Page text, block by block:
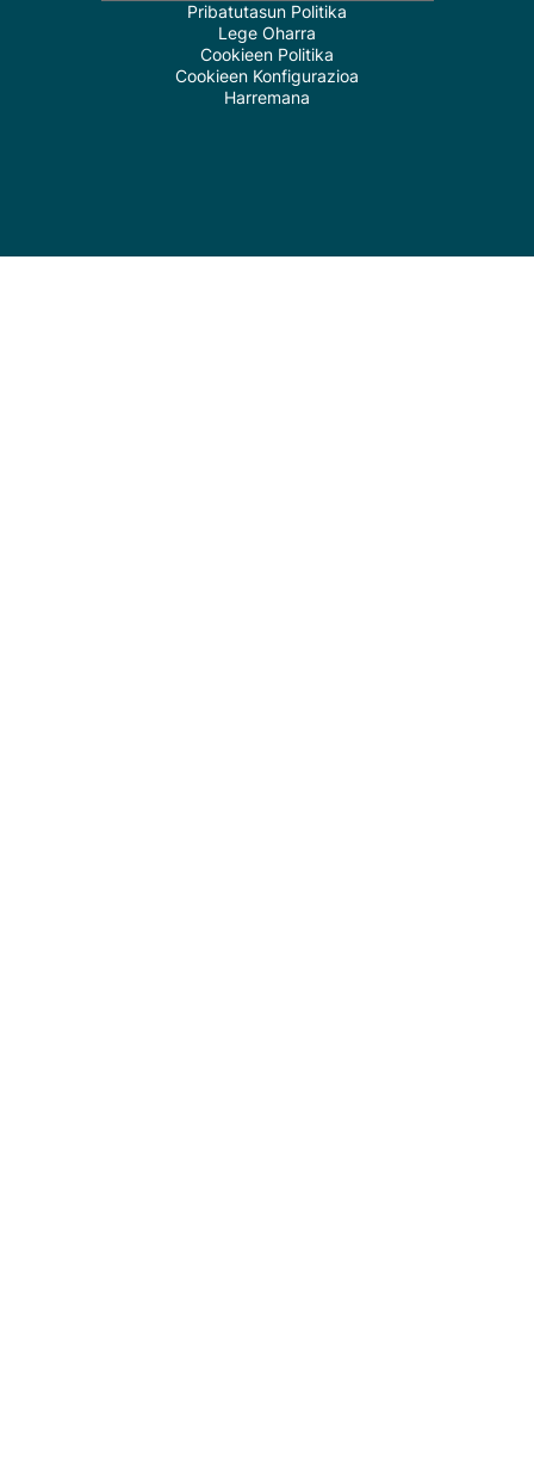
Pribatutasun Politika
Lege Oharra
Cookieen Politika
Cookieen Konfigurazioa
Harremana